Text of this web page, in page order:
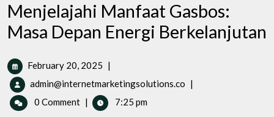
Menjelajahi Manfaat Gasbos:
Masa Depan Energi Berkelanjutan
February 20, 2025 February
20,
|
admin@internetmarketingsolutions.co Menjelajahi
|
0 Comment | 7:25 pm